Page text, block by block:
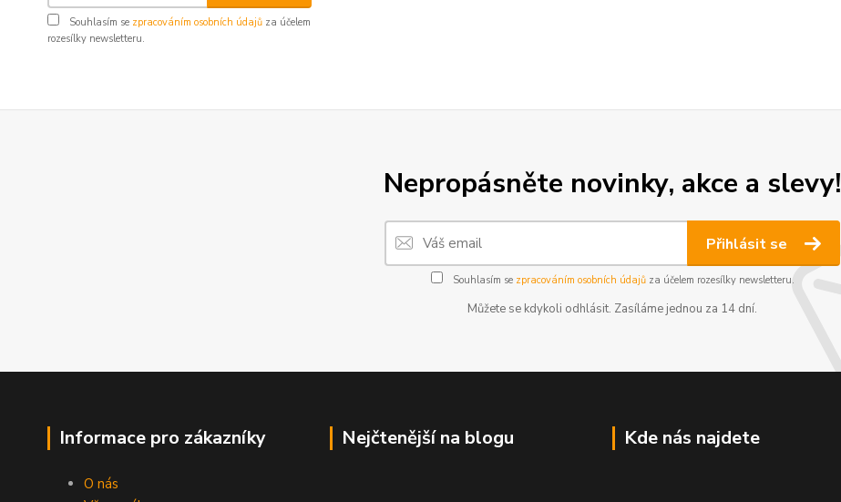
Souhlasím se zpracováním osobních údajů za účelem
rozesílky newsletteru.
Nepropásněte novinky, akce a slevy!
Přihlásit se
Souhlasím se zpracováním osobních údajůza účelem rozesílky newsletteru.
Můžete se kdykoli odhlásit. Zasíláme jednou za 14 dní.
Informace pro zákazníky
O nás
Nejčtenější na blogu Kde nás najdete